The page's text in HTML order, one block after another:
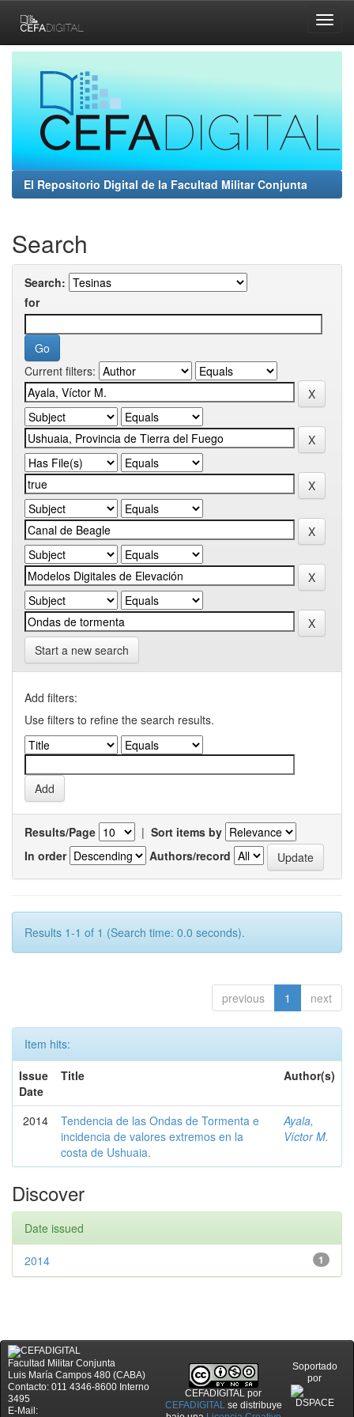
navigation
El Repositorio Digital de la Facultad Militar Conjunta
Search
Search:
for
Current filters:
Start a new search
Add filters:
Use filters to refine the search results.
Results/Page | Sort items by
In order
Authors/record
Results 1-1 of 1 (Search time: 0.0 seconds).
previous 1 next
Item hits:
Issue
Date
Title Author(s)
2014
Tendencia de las Ondas de Tormenta e
incidencia de valores extremos en la
costa de Ushuaia.
Ayala,
Víctor M.
Discover
Date issued
1
2014
Facultad Militar Conjunta
Luis María Campos 480 (CABA)
Contacto: 011 4346-8600 Interno
3495
E-Mail:
CEFADIGITAL por
CEFADIGITALse distribuye
Soportado
por